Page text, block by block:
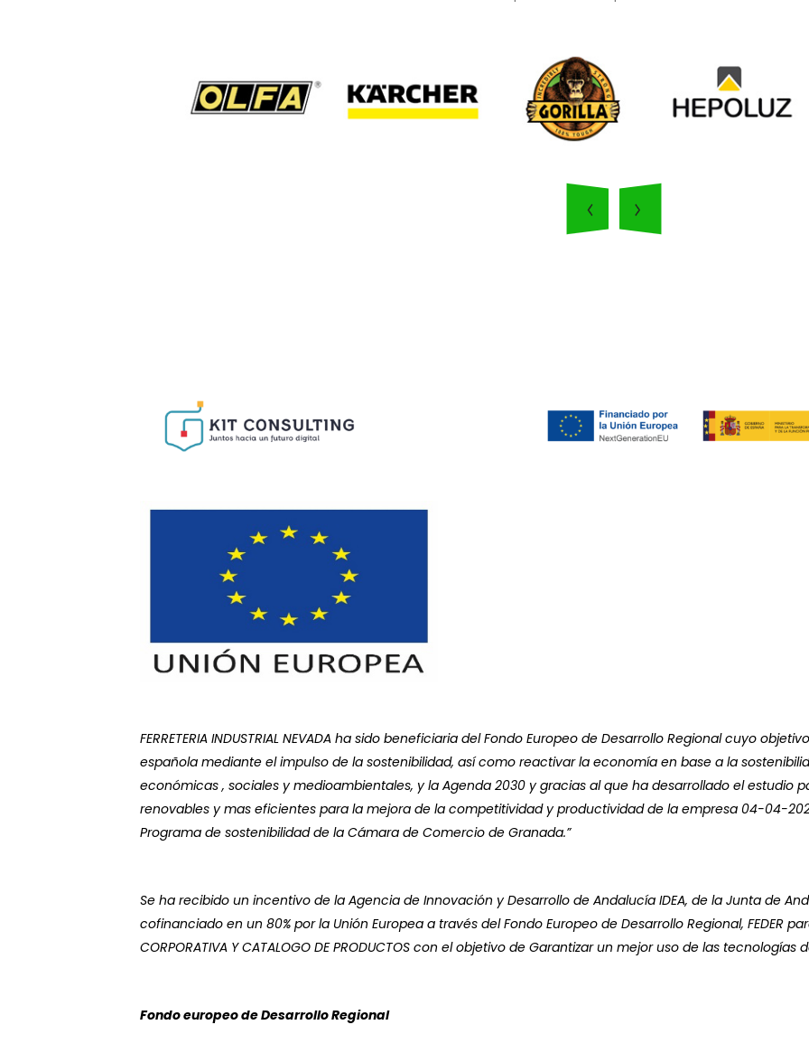
FERRETERIA INDUSTRIAL NEVADA ha sido beneficiaria del Fondo Europeo de Desarrollo Regional cuyo
española mediante el impulso de la sostenibilidad, así como reactivar la economía en base a la
económicas , sociales y medioambientales, y la Agenda 2030 y gracias al que ha desarrollado el estudio
renovables y mas eficientes para la mejora de la competitividad y productividad de la empresa 04-04-
Programa de sostenibilidad de la Cámara de Comercio de Granada.”
Se ha recibido un incentivo de la Agencia de Innovación y Desarrollo de Andalucía IDEA, de la Junta de
cofinanciado en un 80% por la Unión Europea a través del Fondo Europeo de Desarrollo Regional, FEDER
CORPORATIVA Y CATALOGO DE PRODUCTOS con el objetivo de Garantizar un mejor uso de las
Fondo europeo de Desarrollo Regional